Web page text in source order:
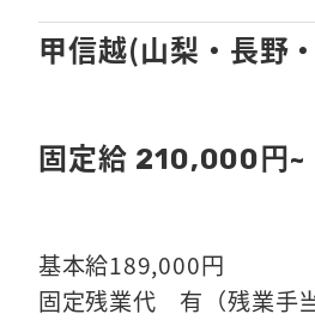
甲信越(山梨・長野
固定給 210,000円~
基本給189,000円
固定残業代 有（残業手